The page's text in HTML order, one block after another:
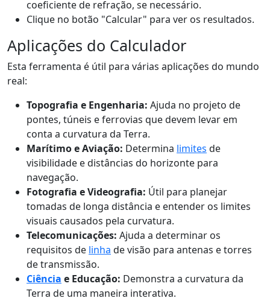
coeficiente de refração, se necessário.
Clique no botão "Calcular" para ver os resultados.
Aplicações do Calculador
Esta ferramenta é útil para várias aplicações do mundo
real:
Topografia e Engenharia: Ajuda no projeto de
pontes, túneis e ferrovias que devem levar em
conta a curvatura da Terra.
Marítimo e Aviação: Determina limites de
visibilidade e distâncias do horizonte para
navegação.
Fotografia e Videografia: Útil para planejar
tomadas de longa distância e entender os limites
visuais causados pela curvatura.
Telecomunicações: Ajuda a determinar os
requisitos de linha de visão para antenas e torres
de transmissão.
Ciência e Educação: Demonstra a curvatura da
Terra de uma maneira interativa.